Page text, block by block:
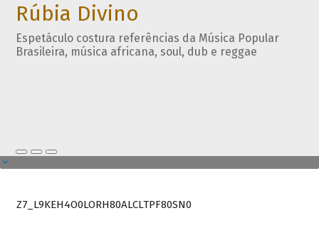
Rúbia Divino
Espetáculo costura referências da Música Popular
Brasileira, música africana, soul, dub e reggae
Z7_L9KEH4O0LORH80ALCLTPF80SN0